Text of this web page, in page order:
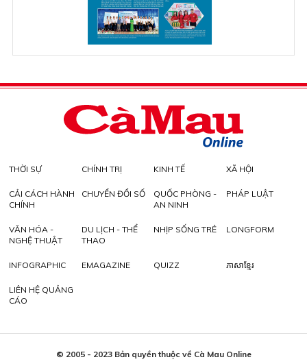
THỜI SỰ CHÍNH TRỊ KINH TẾ XÃ HỘI
CẢI CÁCH HÀNH
CHÍNH
CHUYỂN ĐỔI SỐ
QUỐC PHÒNG -
AN NINH
PHÁP LUẬT
VĂN HÓA -
NGHỆ THUẬT
DU LỊCH - THỂ
THAO
NHỊP SỐNG TRẺ LONGFORM
INFOGRAPHIC EMAGAZINE QUIZZ ភាសាខ្មែរ
LIÊN HỆ QUẢNG
CÁO
© 2005 - 2023 Bản quyền thuộc về Cà Mau Online